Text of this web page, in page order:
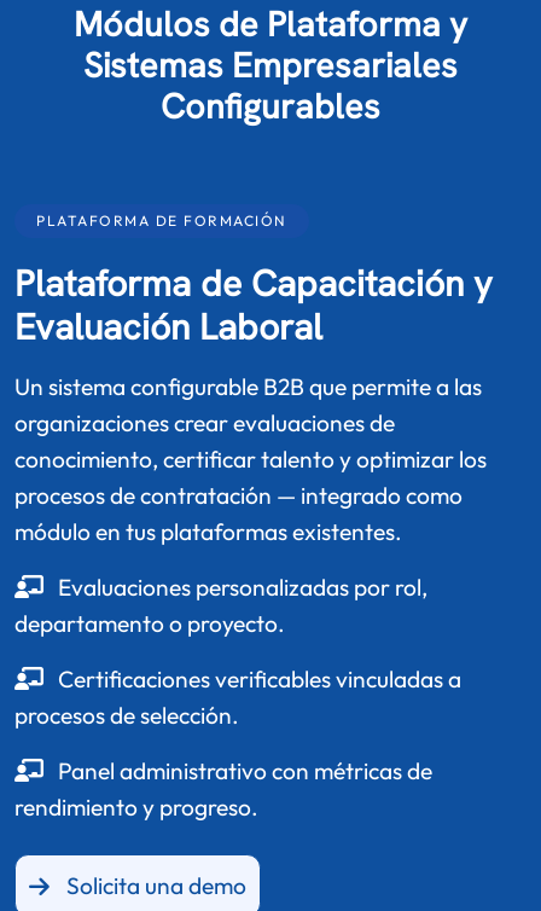
Módulos de Plataforma y
Sistemas Empresariales
Configurables
PLATAFORMA DE FORMACIÓN
Plataforma de Capacitación y
Evaluación Laboral
Un sistema configurable B2B que permite a las
organizaciones crear evaluaciones de
conocimiento, certificar talento y optimizar los
procesos de contratación — integrado como
módulo en tus plataformas existentes.
Evaluaciones personalizadas por rol,
departamento o proyecto.
Certificaciones verificables vinculadas a
procesos de selección.
Panel administrativo con métricas de
rendimiento y progreso.
Solicita una demo